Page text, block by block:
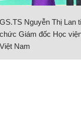
GS.TS Nguyễn Thị Lan
chức Giám đốc Học
Việt Nam